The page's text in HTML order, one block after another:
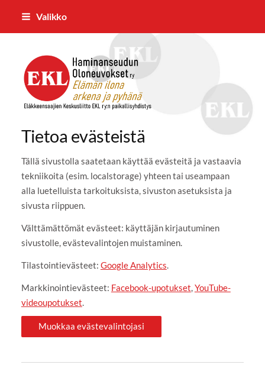
Siirry
Valikko
Haminanseudun
Tietoa evästeistä
Tällä sivustolla saatetaan käyttää evästeitä ja vastaavia
tekniikoita (esim. localstorage) yhteen tai useampaan
alla luetelluista tarkoituksista, sivuston asetuksista ja
sivusta riippuen.
Välttämättömät evästeet: käyttäjän kirjautuminen
sivustolle, evästevalintojen muistaminen.
Tilastointievästeet: Google Analytics.
Markkinointievästeet: Facebook-upotukset YouTube-
videoupotukset
Muokkaa evästevalintojasi